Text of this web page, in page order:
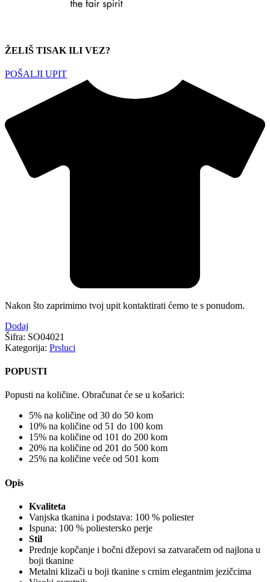
ŽELIŠ TISAK ILI VEZ?
POŠALJI UPIT
Nakon što zaprimimo tvoj upit kontaktirati ćemo te s ponudom.
Dodaj
Šifra: SO04021
Kategorija: Prsluci
POPUSTI
Popusti na količine. Obračunat će se u košarici:
5% na količine od 30 do 50 kom
10% na količine od 51 do 100 kom
15% na količine od 101 do 200 kom
20% na količine od 201 do 500 kom
25% na količine veće od 501 kom
Opis
Kvaliteta
Vanjska tkanina i podstava: 100 % poliester
Ispuna: 100 % poliestersko perje
Stil
Prednje kopčanje i bočni džepovi sa zatvaračem od najlona u
boji tkanine
Metalni klizači u boji tkanine s crnim elegantnim jezičcima